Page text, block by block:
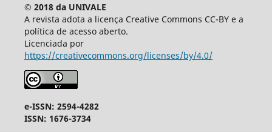
© 2018 da UNIVALE
A revista adota a licença Creative Commons CC-BY e a
política de acesso aberto.
Licenciada por
https://creativecommons.org/licenses/by/4.0/
e-ISSN: 2594-4282
ISSN: 1676-3734